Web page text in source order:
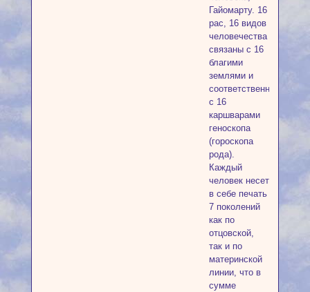
Гайомарту. 16
рас, 16 видов
человечества
связаны с 16
благими
землями и
соответственно
с 16
каршварами
геноскопа
(гороскопа
рода).
Каждый
человек несет
в себе печать
7 поколений
как по
отцовской,
так и по
материнской
линии, что в
сумме